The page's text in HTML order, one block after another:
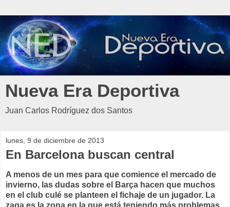
Nueva Era Deportiva
Juan Carlos Rodríguez dos Santos
lunes, 9 de diciembre de 2013
En Barcelona buscan central
A menos de un mes para que comience el mercado de
invierno, las dudas sobre el Barça hacen que muchos
en el club culé se planteen el fichaje de un jugador. La